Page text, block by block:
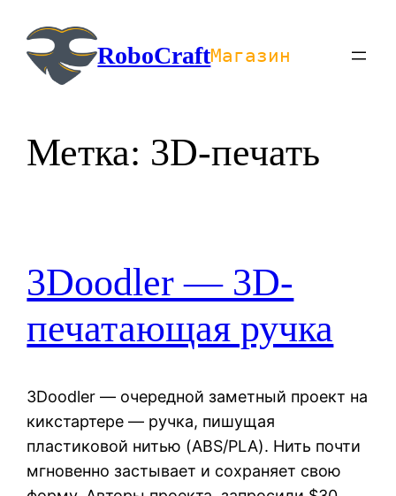
содержимомуRoboCraftМагазин
Метка: 3D-печать
3Doodler — 3D-
печатающая ручка
3Doodler — очередной заметный проект на
кикстартере — ручка, пишущая
пластиковой нитью (ABS/PLA). Нить почти
мгновенно застывает и сохраняет свою